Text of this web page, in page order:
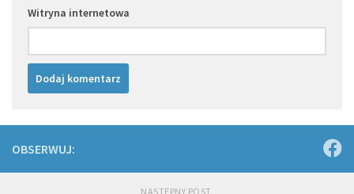
Witryna internetowa
OBSERWUJ:
NASTĘPNY POST